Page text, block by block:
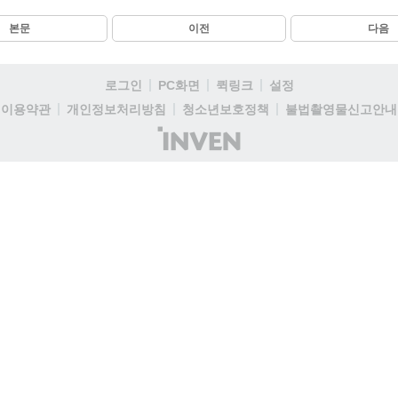
본문 이전 다음
로그인 PC화면 퀵링크
설정
이용약관
개인정보처리방침 청소년보호정책
불법촬영물신고안내
(주)
인